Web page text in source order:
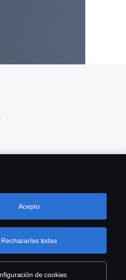
de cookies
Rechazarlas todas
Acepto